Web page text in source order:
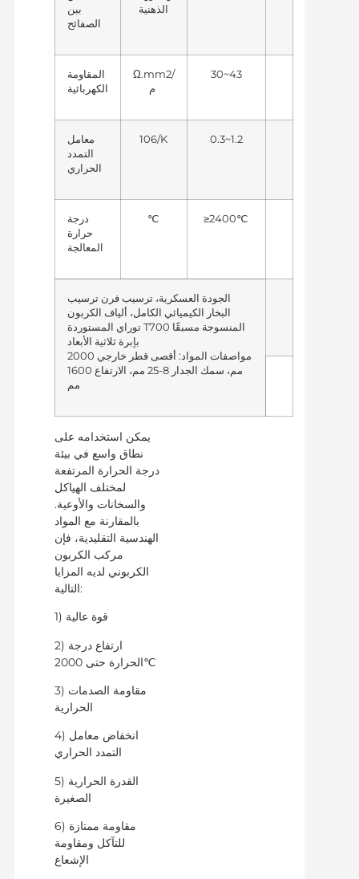
بين
الصفائح
الذهنية
المقاومة
الكهربائية
Ω.mm2/
30~43
معامل
التمدد
الحراري
106/K 0.3~1.2
درجة
حرارة
المعالجة
℃ ≥2400℃
الجودة العسكرية، ترسيب فرن ترسيب
البخار الكيميائي الكامل، ألياف الكربون
توراي المستوردة T700 المنسوجة مسبقًا
مواصفات المواد: أقصى قطر خارجي 2000
مم، سمك الجدار 8-25 مم، الارتفاع 1600
يمكن استخدامه على
نطاق واسع في بيئة
درجة الحرارة المرتفعة
لمختلف الهياكل
والسخانات والأوعية.
بالمقارنة مع المواد
الهندسية التقليدية، فإن
مركب الكربون
الكربوني لديه المزايا
التالية:
2) ارتفاع درجة
الحرارة حتى 2000℃
3) مقاومة الصدمات
4) انخفاض معامل
5) القدرة الحرارية
6) مقاومة ممتازة
للتآكل ومقاومة